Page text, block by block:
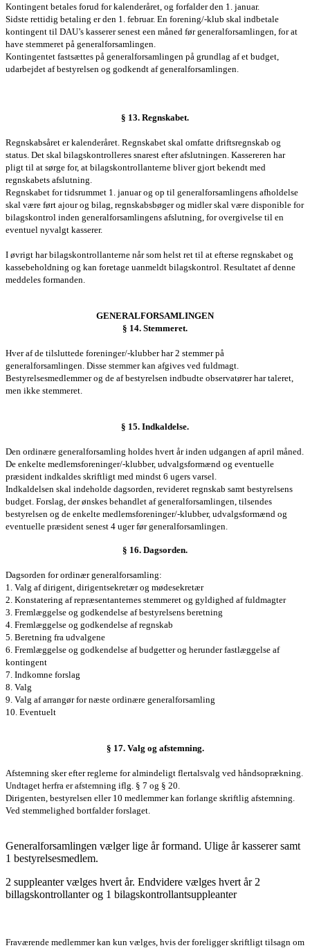
Kontingent betales forud for kalenderåret, og forfalder den 1. januar.
Sidste rettidig betaling er den 1. februar. En forening/-klub skal indbetale
kontingent til DAU’s kasserer senest een måned før generalforsamlingen , for at
have stemmeret på generalforsamlingen
Kontingentet fastsættes på generalforsamlingen på grundlag af et budget,
udarbejdet af bestyrelsen og godkendt af generalforsamlingen
§ 13. Regnskabet.
Regnskabsåret er kalenderåret. Regnskabet skal omfatte driftsregnskab og
status. Det skal bilagskontrolleres snarest efter afslutningen. Kassereren har
pligt til at sørge for, at bilagskontrollanterne bliver gjort bekendt med
regnskabets afslutning.
Regnskabet for tidsrummet 1. januar og op til generalforsamlingens afholdelse
skal være ført ajour og bilag, regnskabsbøger og midler skal være disponible for
bilagskontrol inden generalforsamlingens afslutning, for overgivelse til en
eventuel nyvalgt kasserer.
I øvrigt har bilagskontrollanterne når som helst ret til at efterse regnskabet og
kassebeholdning og kan foretage uanmeldt bilagskontrol. Resultatet af denne
meddeles formanden.
GENERALFORSAMLINGEN
§ 14. Stemmeret.
Hver af de tilsluttede foreninger/-klubber har 2 stemmer på
generalforsamlingen . Disse stemmer kan afgives ved fuldmagt.
Bestyrelsesmedlemmer og de af bestyrelsen indbudte observatører har taleret,
men ikke stemmeret.
§ 15. Indkaldelse.
Den ordinære generalforsamling holdes hvert år inden udgangen af april måned.
De enkelte medlemsforeninger/-klubber, udvalgsformænd og eventuelle
præsident indkaldes skriftligt med mindst 6 ugers varsel.
Indkaldelsen skal indeholde dagsorden, revideret regnskab samt bestyrelsens
budget. Forslag, der ønskes behandlet af generalforsamlingen, tilsendes
bestyrelsen og de enkelte medlemsforeninger/-klubber, udvalgsformænd og
eventuelle præsident senest 4 uger før generalforsamlingen.
§ 16. Dagsorden.
Dagsorden for ordinær generalforsamling:
1. Valg af dirigent, dirigentsekretær og mødesekretær
2. Konstatering af repræsentanternes stemmeret og gyldighed af fuldmagter
3. Fremlæggelse og godkendelse af bestyrelsens beretning
4. Fremlæggelse og godkendelse af regnskab
5. Beretning fra udvalgene
6. Fremlæggelse og godkendelse af budgetter og herunder fastlæggelse af
kontingent
7. Indkomne forslag
8. Valg
9. Valg af arrangør for næste ordinære generalforsamling
10. Eventuelt
§ 17. Valg og afstemning.
Afstemning sker efter reglerne for almindeligt flertalsvalg ved håndsoprækning.
Undtaget herfra er afstemning iflg. § 7 og § 20.
Dirigenten, bestyrelsen eller 10 medlemmer kan forlange skriftlig afstemning.
Ved stemmelighed bortfalder forslaget.
Generalforsamlingen vælger lige år formand. Ulige år kasserer samt
1 bestyrelsesmedlem.
2 suppleanter vælges hvert år. Endvidere vælges hvert år 2
billagskontrollanter og 1 bilagskontrollantsuppleanter
Fraværende medlemmer kan kun vælges, hvis der foreligger skriftligt tilsagn om